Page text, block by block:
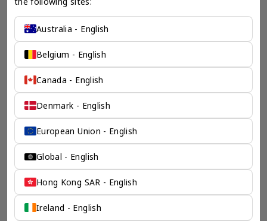
chevron_left chevron_right
一个全服务咨询公司为您
保驾护航
奕资环球是您值得信赖的海外合作伙伴。我们是香港伦敦奕资
咨询有限公司的零售咨询部门，这是一家总部位于香港的全球
咨询机构，接触世界50个市场，约占全球GDP的72%。
凭借其战略优势，我们可以将客户与全球市场的机遇联系起
来，并为21个行业的客户提供服务。
了解香港伦敦奕资咨询有限公司 >
Australia - English
Belgium - English
Canada - English
Denmark - English
European Union - English
Global - English
Hong Kong SAR - English
Ireland - English